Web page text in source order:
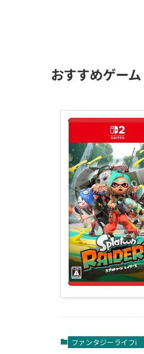
おすすめゲーム
ファンタジーライフi